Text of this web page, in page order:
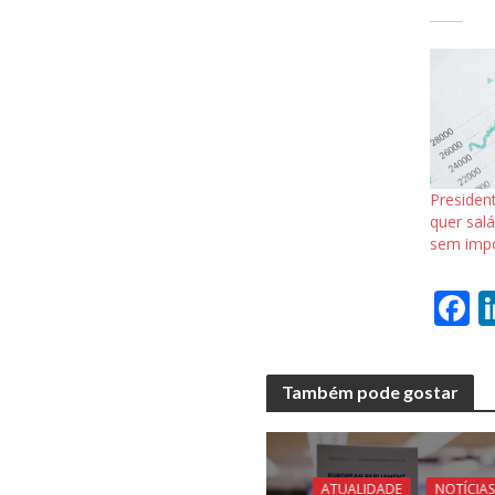
quer
sem
F
e
b
o
o
Também pode gostar
ATUALIDADE NOTÍCIAS